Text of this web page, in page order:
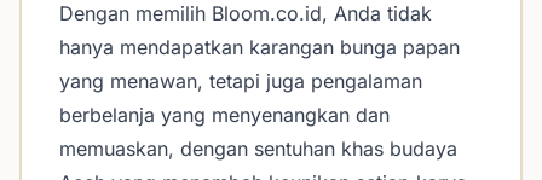
Dengan memilih Bloom.co.id, Anda tidak
hanya mendapatkan karangan bunga papan
yang menawan, tetapi juga pengalaman
berbelanja yang menyenangkan dan
memuaskan, dengan sentuhan khas budaya